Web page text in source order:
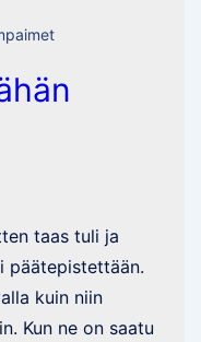
taas tuli ja
päätepistettään.
kuin niin
Kun ne on saatu